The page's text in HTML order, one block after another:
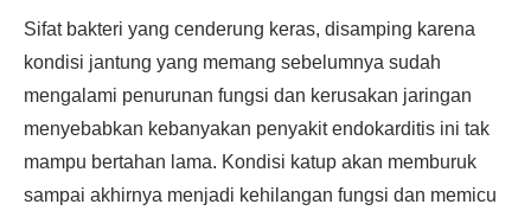
Sifat bakteri yang cenderung keras, disamping karena
kondisi jantung yang memang sebelumnya sudah
mengalami penurunan fungsi dan kerusakan jaringan
menyebabkan kebanyakan penyakit endokarditis ini tak
mampu bertahan lama. Kondisi katup akan memburuk
sampai akhirnya menjadi kehilangan fungsi dan memicu